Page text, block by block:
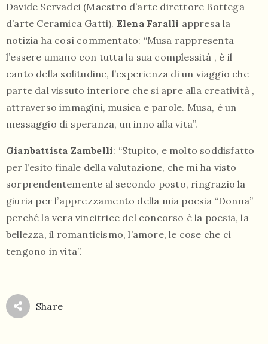
Davide Servadei (Maestro d’arte direttore Bottega
d’arte Ceramica Gatti). Elena Faralli appresa la
notizia ha così commentato: “Musa rappresenta
l’essere umano con tutta la sua complessità , è il
canto della solitudine, l’esperienza di un viaggio che
parte dal vissuto interiore che si apre alla creatività ,
attraverso immagini, musica e parole. Musa, è un
messaggio di speranza, un inno alla vita”.
Gianbattista Zambelli: “Stupito, e molto soddisfatto
per l’esito finale della valutazione, che mi ha visto
sorprendentemente al secondo posto, ringrazio la
giuria per l’apprezzamento della mia poesia “Donna”
perché la vera vincitrice del concorso è la poesia, la
bellezza, il romanticismo, l’amore, le cose che ci
tengono in vita”.
Share